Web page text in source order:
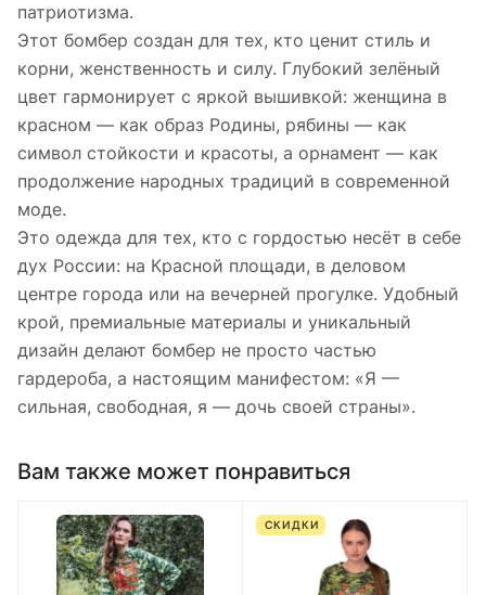
патриотизма.
Этот бомбер создан для тех, кто ценит стиль и
корни, женственность и силу. Глубокий зелёный
цвет гармонирует с яркой вышивкой: женщина в
красном — как образ Родины, рябины — как
символ стойкости и красоты, а орнамент — как
продолжение народных традиций в современной
моде.
Это одежда для тех, кто с гордостью несёт в себе
дух России: на Красной площади, в деловом
центре города или на вечерней прогулке. Удобный
крой, премиальные материалы и уникальный
дизайн делают бомбер не просто частью
гардероба, а настоящим манифестом: «Я —
сильная, свободная, я — дочь своей страны».
Вам также может понравиться
СКИДКИ